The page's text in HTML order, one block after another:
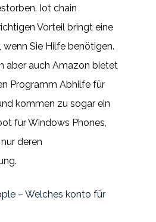
Iot chain
Vorteil bringt eine
Sie Hilfe benötigen.
aber auch Amazon bietet
Programm Abhilfe für
kommen zu sogar ein
für Windows Phones,
deren
– Welches konto für